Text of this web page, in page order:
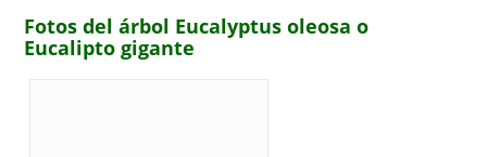
Fotos del árbol Eucalyptus oleosa o
Eucalipto gigante